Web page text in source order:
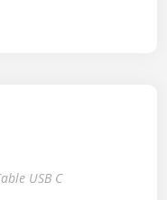
USB C